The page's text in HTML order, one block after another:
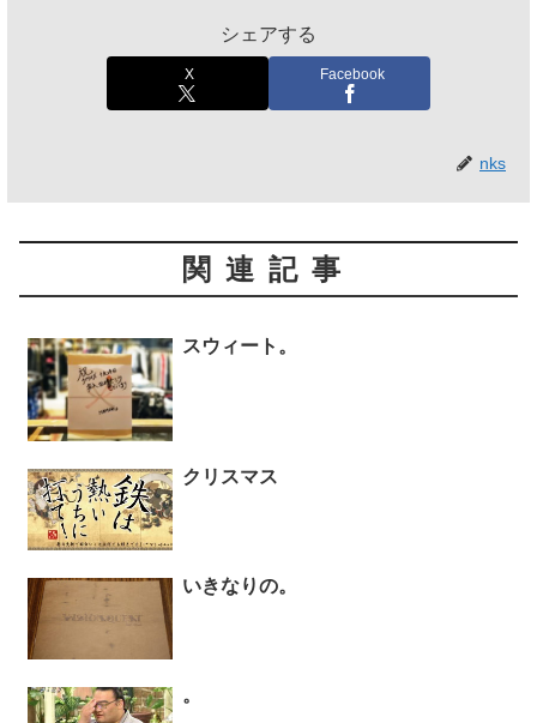
シェアする
X Facebook
nks
関連記事
スウィート。
クリスマス
いきなりの。
。